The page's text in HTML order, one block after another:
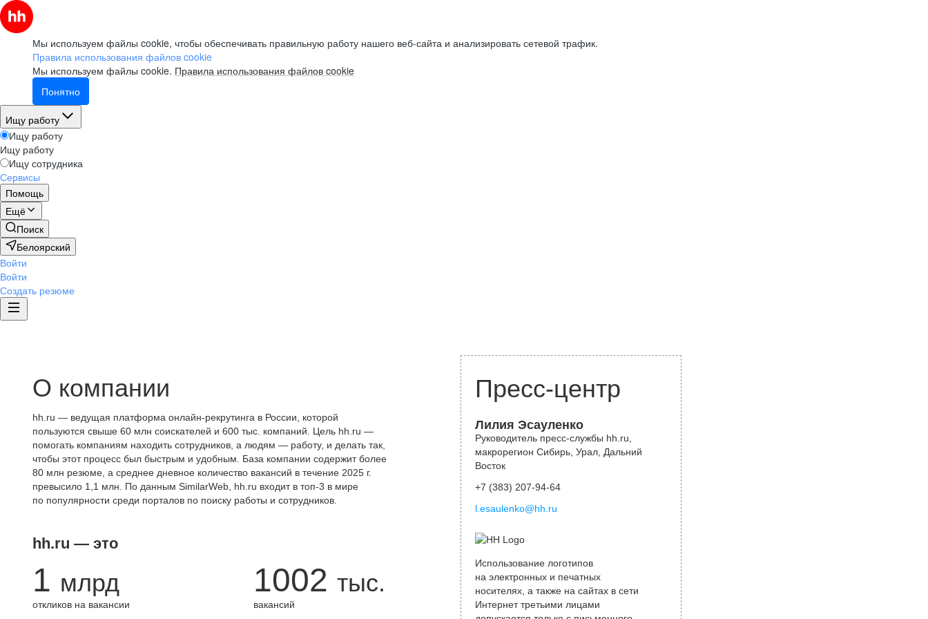
Мы используем файлы cookie, чтобы обеспечивать правильную работу нашего веб-сайта и анализировать сетевой трафик.
Правила использования файлов cookie
Мы используем файлы cookie. Правила использования файлов cookie
Понятно
Ищу работу
Ищу работу
Ищу работу
Ищу сотрудника
Сервисы
Помощь
Ещё
Поиск
Белоярский
Войти
Войти
Создать резюме
О компании
hh.ru — ведущая платформа онлайн-рекрутинга в России, которой
пользуются свыше 60 млн соискателей и 600 тыс. компаний. Цель hh.ru —
помогать компаниям находить сотрудников, а людям — работу, и делать так,
чтобы этот процесс был быстрым и удобным. База компании содержит более
80 млн резюме, а среднее дневное количество вакансий в течение 2025 г.
превысило 1,1 млн. По данным SimilarWeb, hh.ru входит в топ-3 в мире
по популярности среди порталов по поиску работы и сотрудников.
hh.ru — это
1 млрд
откликов на вакансии
1002 тыс.
вакансий
Пресс-центр
Лилия Эсауленко
Руководитель пресс-службы hh.ru,
макрорегион Сибирь, Урал, Дальний
Восток
+7 (383) 207-94-64
l.esaulenko@hh.ru
Использование логотипов
на электронных и печатных
носителях, а также на сайтах в сети
Интернет третьими лицами